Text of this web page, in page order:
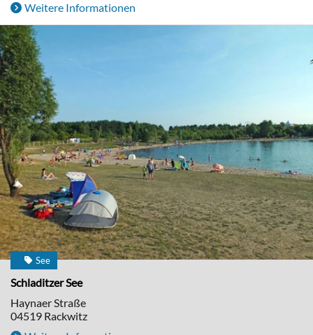
Weitere Informationen
See
Schladitzer See
Haynaer Straße
04519 Rackwitz